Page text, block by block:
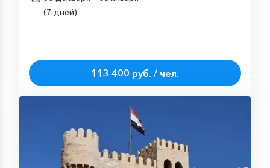
(7 дней)
113 400 руб. / чел.